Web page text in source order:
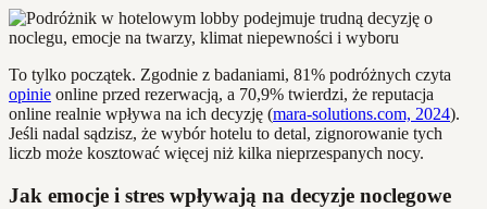
To tylko początek. Zgodnie z badaniami, 81% podróżnych czyta
opinie online przed rezerwacją, a 70,9% twierdzi, że reputacja
online realnie wpływa na ich decyzję (mara-solutions.com, 2024).
Jeśli nadal sądzisz, że wybór hotelu to detal, zignorowanie tych
liczb może kosztować więcej niż kilka nieprzespanych nocy.
Jak emocje i stres wpływają na decyzje noclegowe